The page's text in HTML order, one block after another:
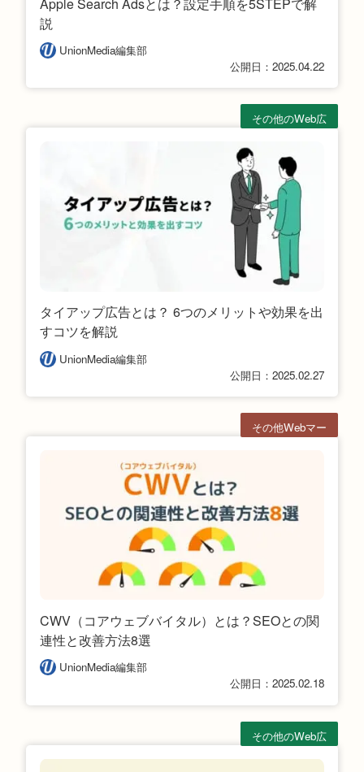
説
UnionMedia編集部
公開日：2025.04.22
タイアップ広告とは？ 6つのメリットや効果を出
すコツを解説
UnionMedia編集部
公開日：2025.02.27
その他のWeb広
CWV（コアウェブバイタル）とは？SEOとの関
連性と改善方法8選
UnionMedia編集部
公開日：2025.02.18
その他Webマー
その他のWeb広